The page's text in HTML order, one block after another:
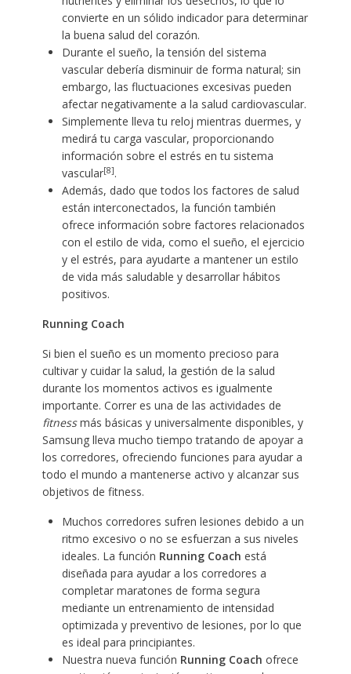
convierte en un sólido indicador para determinar
la buena salud del corazón.
Durante el sueño, la tensión del sistema
vascular debería disminuir de forma natural; sin
embargo, las fluctuaciones excesivas pueden
afectar negativamente a la salud cardiovascular.
Simplemente lleva tu reloj mientras duermes, y
medirá tu carga vascular, proporcionando
información sobre el estrés en tu sistema
vascular[8].
Además, dado que todos los factores de salud
están interconectados, la función también
ofrece información sobre factores relacionados
con el estilo de vida, como el sueño, el ejercicio
y el estrés, para ayudarte a mantener un estilo
de vida más saludable y desarrollar hábitos
positivos.
Running Coach
Si bien el sueño es un momento precioso para
cultivar y cuidar la salud, la gestión de la salud
durante los momentos activos es igualmente
importante. Correr es una de las actividades de
fitnessmás básicas y universalmente disponibles, y
Samsung lleva mucho tiempo tratando de apoyar a
los corredores, ofreciendo funciones para ayudar a
todo el mundo a mantenerse activo y alcanzar sus
objetivos de fitness.
Muchos corredores sufren lesiones debido a un
ritmo excesivo o no se esfuerzan a sus niveles
ideales. La función Running Coach está
diseñada para ayudar a los corredores a
completar maratones de forma segura
mediante un entrenamiento de intensidad
optimizada y preventivo de lesiones, por lo que
es ideal para principiantes.
Nuestra nueva función Running Coach ofrece